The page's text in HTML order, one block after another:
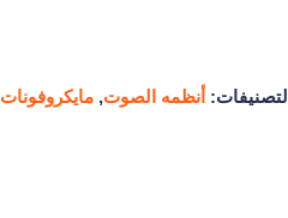
التصنيفات: أنظمه الصوت,مايكروفونات